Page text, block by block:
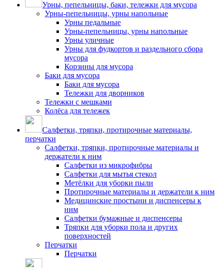
Урны, пепельницы, баки, тележки для мусора
Урны-пепельницы, урны напольные
Урны педальные
Урны-пепельницы, урны напольные
Урны уличные
Урны для фудкортов и раздельного сбора
мусора
Корзины для мусора
Баки для мусора
Баки для мусора
Тележки для дворников
Тележки с мешками
Колёса для тележек
Салфетки, тряпки, протирочные материалы,
перчатки
Салфетки, тряпки, протирочные материалы и
держатели к ним
Салфетки из микрофибры
Салфетки для мытья стекол
Метёлки для уборки пыли
Протирочные материалы и держатели к ним
Медицинские простыни и диспенсеры к
ним
Салфетки бумажные и диспенсеры
Тряпки для уборки пола и других
поверхностей
Перчатки
Перчатки